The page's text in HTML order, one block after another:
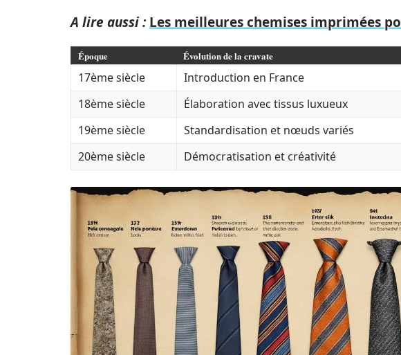
A lire aussi : Les meilleures chemises imprimées
Époque Évolution de la cravate
17ème siècle Introduction en France
18ème siècle
Élaboration avec tissus luxueux
19ème siècle
Standardisation et nœuds variés
20ème siècle
Démocratisation et créativité